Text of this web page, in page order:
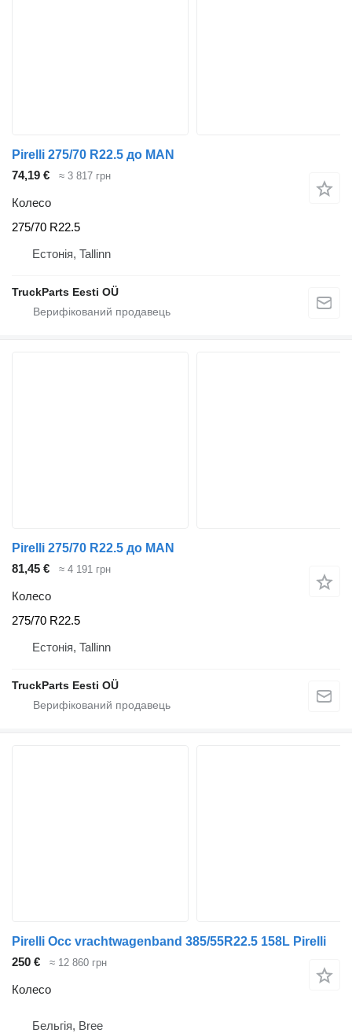
Pirelli 275/70 R22.5 до MAN
74,19 €
≈ 3 817 грн
Колесо
275/70 R22.5
Естонія, Tallinn
TruckParts Eesti OÜ
Pirelli 275/70 R22.5 до MAN
81,45 €
≈ 4 191 грн
Колесо
275/70 R22.5
Естонія, Tallinn
TruckParts Eesti OÜ
Pirelli Occ vrachtwagenband 385/55R22.5 158L Pirelli
250 €
≈ 12 860 грн
Колесо
Бельгія, Bree